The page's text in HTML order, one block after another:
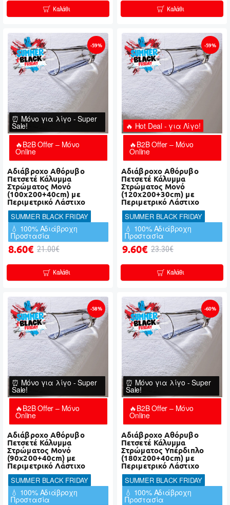
Καλάθι Καλάθι
⏰ Μόνο για λίγο - Super
Sale!
-59%
🔥B2B Offer – Μόνο
Online
Αδιάβροχο Αθόρυβο
Πετσετέ Κάλυμμα
Στρώματος Μονό
(100x200+40cm) με
Περιμετρικό Λάστιχο
SUMMER BLACK FRIDAY
💧 100% Αδιάβροχη
Προστασία
8.60€ 21.00€
Καλάθι
🔥 Hot Deal - για Λίγο!
-59%
🔥B2B Offer – Μόνο
Online
Αδιάβροχο Αθόρυβο
Πετσετέ Κάλυμμα
Στρώματος Μονό
(120x200+30cm) με
Περιμετρικό Λάστιχο
SUMMER BLACK FRIDAY
💧 100% Αδιάβροχη
Προστασία
9.60€ 23.30€
Καλάθι
⏰ Μόνο για λίγο - Super
Sale!
-58%
🔥B2B Offer – Μόνο
Online
Αδιάβροχο Αθόρυβο
Πετσετέ Κάλυμμα
Στρώματος Μονό
(90x200+40cm) με
Περιμετρικό Λάστιχο
SUMMER BLACK FRIDAY
💧 100% Αδιάβροχη
Προστασία
⏰ Μόνο για λίγο - Super
Sale!
-60%
🔥B2B Offer – Μόνο
Online
Αδιάβροχο Αθόρυβο
Πετσετέ Κάλυμμα
Στρώματος Υπέρδιπλο
(180x200+40cm) με
Περιμετρικό Λάστιχο
SUMMER BLACK FRIDAY
💧 100% Αδιάβροχη
Προστασία